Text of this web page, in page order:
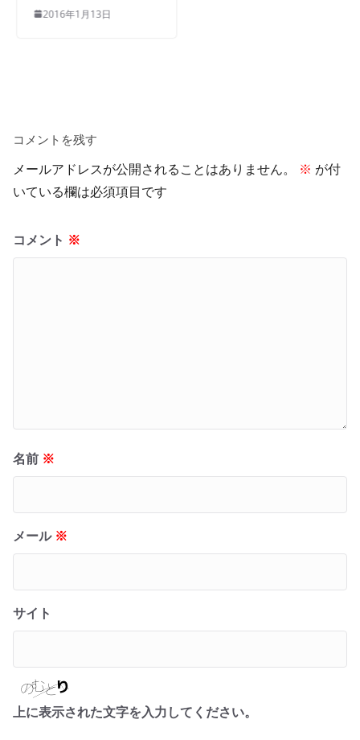
2016年1月13日
コメントを残す
メールアドレスが公開されることはありません。 ※ が付
いている欄は必須項目です
コメント ※
名前 ※
メール ※
サイト
上に表示された文字を入力してください。